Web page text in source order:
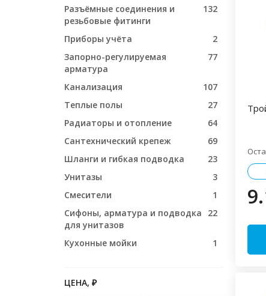
Разъёмные соединения и
резьбовые фитинги
132
Приборы учёта
2
Запорно-регулируемая
арматура
77
Канализация
107
Теплые полы
27
Радиаторы и отопление
64
Сантехнический крепеж
69
Шланги и гибкая подводка
23
Унитазы
3
Смесители
1
Сифоны, арматура и подводка
для унитазов
22
Кухонные мойки 1
ЦЕНА, ₽